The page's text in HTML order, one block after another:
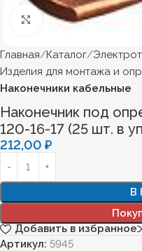
Нажмите, чтобы
Главная Каталог
Изделия для монтажа и
Наконечники кабельные
Наконечник под
120-16-17 (25 шт. в
212,00 ₽
В
Добавить в избранное
Артикул: 5945